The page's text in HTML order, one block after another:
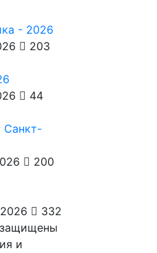
- 2026
203
44
Санкт-
200
332
и